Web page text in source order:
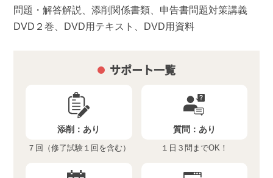
問題・解答解説、添削関係書類、申告書問題対策講義
DVD２巻、DVD用テキスト、DVD用資料
サポート一覧
添削： あり
７回（修了試験１回を含む）
質問： あり
１日３問までOK！